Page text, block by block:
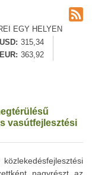
EGY HELYEN
USD
315,34
EUR
363,92
vasútfejlesztési